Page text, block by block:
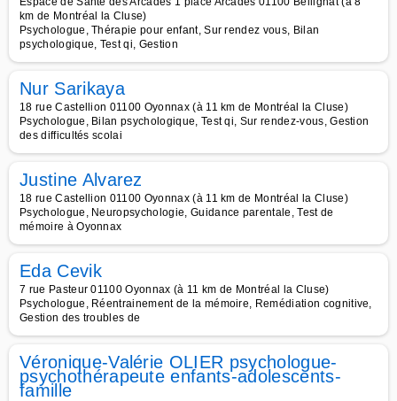
km de Montréal la Cluse)
Psychologue, Thérapie pour enfant, Sur rendez vous, Bilan
psychologique, Test qi, Gestion
Nur Sarikaya
18 rue Castellion 01100 Oyonnax (à 11 km de Montréal la Cluse)
Psychologue, Bilan psychologique, Test qi, Sur rendez-vous, Gestion
des difficultés scolai
Justine Alvarez
18 rue Castellion 01100 Oyonnax (à 11 km de Montréal la Cluse)
Psychologue, Neuropsychologie, Guidance parentale, Test de
mémoire à Oyonnax
Eda Cevik
7 rue Pasteur 01100 Oyonnax (à 11 km de Montréal la Cluse)
Psychologue, Réentrainement de la mémoire, Remédiation cognitive,
Gestion des troubles de
Véronique-Valérie OLIER psychologue-
psychothérapeute enfants-adolescents-
famille